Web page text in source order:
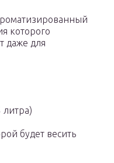
которого
даже для
будет весить